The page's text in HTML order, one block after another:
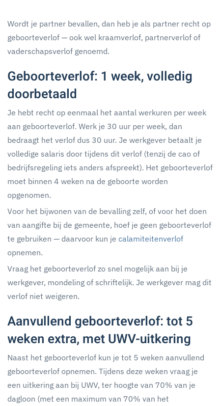
Wordt je partner bevallen, dan heb je als partner recht op
geboorteverlof — ook wel kraamverlof, partnerverlof of
vaderschapsverlof genoemd.
Geboorteverlof: 1 week, volledig
doorbetaald
Je hebt recht op eenmaal het aantal werkuren per week
aan geboorteverlof. Werk je 30 uur per week, dan
bedraagt het verlof dus 30 uur. Je werkgever betaalt je
volledige salaris door tijdens dit verlof (tenzij de cao of
bedrijfsregeling iets anders afspreekt). Het geboorteverlof
moet binnen 4 weken na de geboorte worden
opgenomen.
Voor het bijwonen van de bevalling zelf, of voor het doen
van aangifte bij de gemeente, hoef je geen geboorteverlof
te gebruiken — daarvoor kun je calamiteitenverlof
opnemen.
Vraag het geboorteverlof zo snel mogelijk aan bij je
werkgever, mondeling of schriftelijk. Je werkgever mag dit
verlof niet weigeren.
Aanvullend geboorteverlof: tot 5
weken extra, met UWV-uitkering
Naast het geboorteverlof kun je tot 5 weken aanvullend
geboorteverlof opnemen. Tijdens deze weken vraag je
een uitkering aan bij UWV, ter hoogte van 70% van je
dagloon (met een maximum van 70% van het